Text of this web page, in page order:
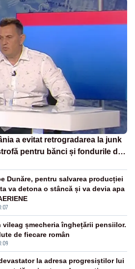
a evitat retrogradarea la junk
pentru bănci și fondurile de
Dunăre, pentru salvarea producției
va detona o stâncă și va devia apa
vileag șmecheria înghețării pensiilor.
de fiecare român
la adresa progresiștilor lui